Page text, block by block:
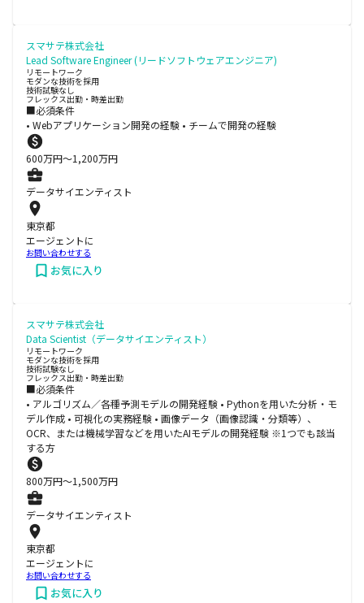
スマサテ株式会社
Lead Software Engineer (リードソフトウェアエンジニア)
リモートワーク
モダンな技術を採用
技術試験なし
フレックス出勤・時差出勤
■必須条件
• Webアプリケーション開発の経験 • チームで開発の経験
600万円〜1,200万円
データサイエンティスト
東京都
エージェントに
お問い合わせする
お気に入り
スマサテ株式会社
Data Scientist（データサイエンティスト）
リモートワーク
モダンな技術を採用
技術試験なし
フレックス出勤・時差出勤
■必須条件
• アルゴリズム／各種予測モデルの開発経験 • Pythonを用いた分析・モ
デル作成 • 可視化の実務経験 • 画像データ（画像認識・分類等）、
OCR、または機械学習などを用いたAIモデルの開発経験 ※1つでも該当
する方
800万円〜1,500万円
データサイエンティスト
東京都
エージェントに
お問い合わせする
お気に入り